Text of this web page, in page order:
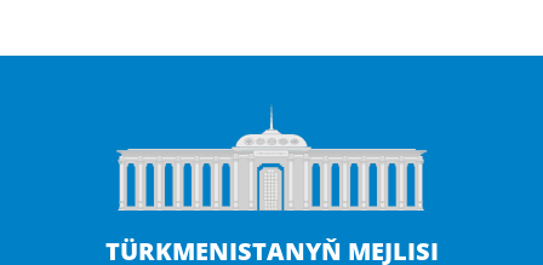
TÜRKMENISTANYŇ MEJLISI